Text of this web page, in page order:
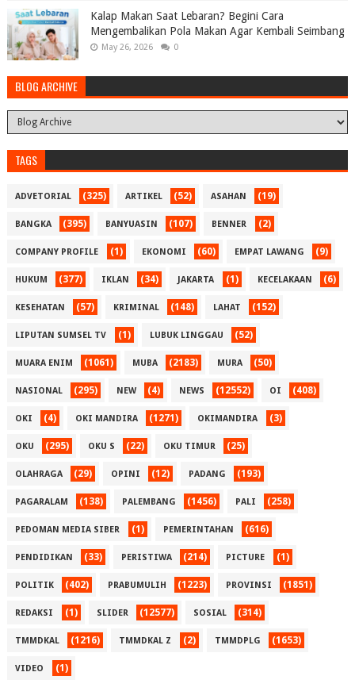
Kalap Makan Saat Lebaran? Begini Cara
Mengembalikan Pola Makan Agar Kembali Seimbang
May 26, 2026 0
BLOG ARCHIVE
TAGS
ADVETORIAL (325) ARTIKEL (52) ASAHAN (19)
BANGKA (395) BANYUASIN (107) BENNER (2)
COMPANY PROFILE (1) EKONOMI (60) EMPAT LAWANG (9)
HUKUM (377) IKLAN (34) JAKARTA (1) KECELAKAAN (6)
KESEHATAN (57) KRIMINAL (148) LAHAT (152)
LIPUTAN SUMSEL TV (1) LUBUK LINGGAU (52)
MUARA ENIM (1061) MUBA (2183) MURA (50)
NASIONAL (295) NEW (4) NEWS (12552) OI (408)
OKI (4) OKI MANDIRA (1271) OKIMANDIRA (3)
OKU (295) OKU S (22) OKU TIMUR (25)
OLAHRAGA (29) OPINI (12) PADANG (193)
PAGARALAM (138) PALEMBANG (1456) PALI (258)
PEDOMAN MEDIA SIBER (1) PEMERINTAHAN (616)
PENDIDIKAN (33) PERISTIWA (214) PICTURE (1)
POLITIK (402) PRABUMULIH (1223) PROVINSI (1851)
REDAKSI (1) SLIDER (12577) SOSIAL (314)
TMMDKAL (1216) TMMDKAL Z (2) TMMDPLG (1653)
VIDEO (1)